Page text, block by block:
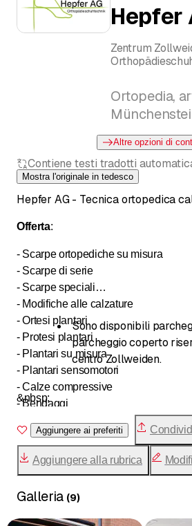
Hepfer
Zentrum
Ortopedia,
Altre opzioni di
Contiene testi tradotti
Mostra l'originale in tedesco
Hepfer AG - Tecnica ortopedica
Offerta:
- Scarpe ortopediche su misura
- Scarpe di serie
- Scarpe speciali
- Modifiche alle calzature
- Ortesi plantari
- Protesi plantari
- Plantari su misura
- Plantari sensomotori
- Calze compressive
- Bendaggi
- Cunei per accorciamento della
- Riparazione scarpe
- Cuciture in pelle
- Accessori
Sono disponibili
parcheggio coperto
centro Zollweiden.
&nbsp;
Aggiungere ai preferiti
Aggiungere alla rubrica
Galleria (9)